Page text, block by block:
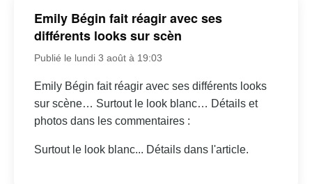
Emily Bégin fait réagir avec ses
différents looks sur scèn
Publié le lundi 3 août à 19:03
Emily Bégin fait réagir avec ses différents looks
sur scène… Surtout le look blanc… Détails et
photos dans les commentaires :
Surtout le look blanc... Détails dans l'article.